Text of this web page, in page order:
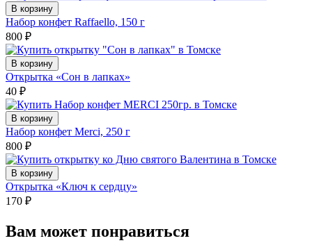
В корзину
Набор конфет Raffaello, 150 г
800 ₽
В корзину
Открытка «Сон в лапках»
40 ₽
В корзину
Набор конфет Merci, 250 г
800 ₽
В корзину
Открытка «Ключ к сердцу»
170 ₽
Вам может понравиться